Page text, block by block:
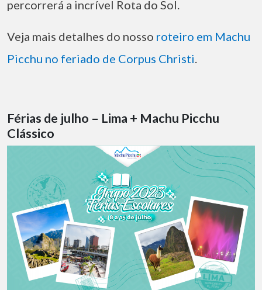
percorrerá a incrível Rota do Sol.
Veja mais detalhes do nosso roteiro em Machu
Picchu no feriado de Corpus Christi
Férias de julho – Lima + Machu Picchu
Clássico